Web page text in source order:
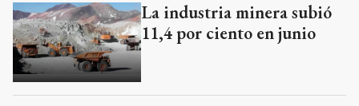
La industria minera subió
11,4 por ciento en junio